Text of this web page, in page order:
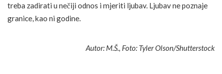
treba zadirati u nečiji odnos i mjeriti ljubav. Ljubav ne poznaje
granice, kao ni godine.
Autor: M.Š., Foto: Tyler Olson/Shutterstock